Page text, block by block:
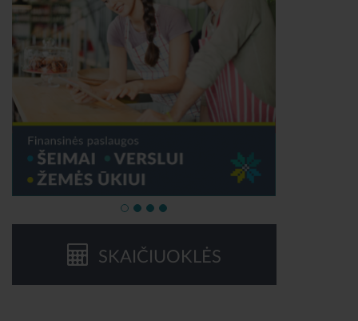
SKAIČIUOKLĖS